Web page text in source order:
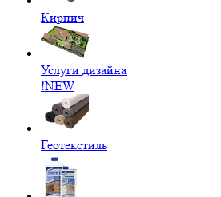
Кирпич
Услуги дизайна
!NEW
Геотекстиль